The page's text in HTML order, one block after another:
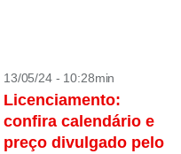
13/05/24 - 10:28min
Licenciamento:
confira calendário e
preço divulgado pelo